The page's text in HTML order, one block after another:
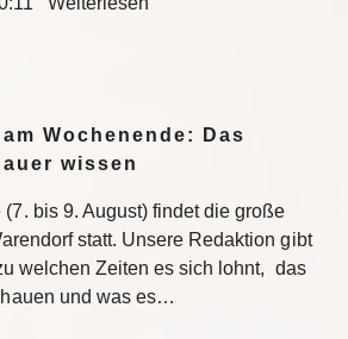
Wochenende: Das
wissen
bis 9. August) findet die große
statt. Unsere Redaktion gibt
welchen Zeiten es sich lohnt, das
und was es…